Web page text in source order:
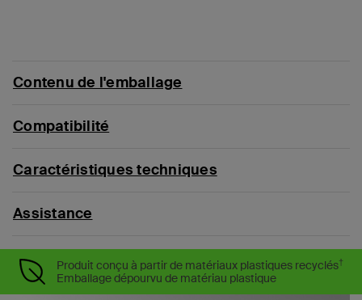
Contenu de l'emballage
Compatibilité
Caractéristiques techniques
Assistance
Produit conçu à partir de matériaux plastiques recyclés†
Emballage dépourvu de matériau plastique